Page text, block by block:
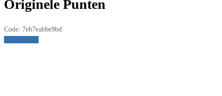
Originele Punten
Code: 7eb7eabbe9bd
Aanbieding!